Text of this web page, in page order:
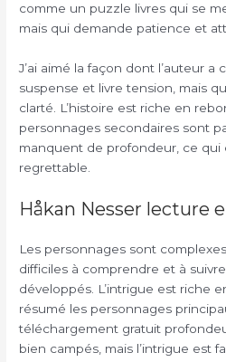
comme un puzzle livres qui se
mais qui demande patience et
J’ai aimé la façon dont l’auteur
suspense et livre tension, mais
clarté. L’histoire est riche en
personnages secondaires sont
manquent de profondeur, ce qui
regrettable.
Håkan Nesser lecture
Les personnages sont
difficiles à comprendre et à
développés. L’intrigue est riche
résumé les personnages
téléchargement gratuit
bien campés, mais l’intrigue est